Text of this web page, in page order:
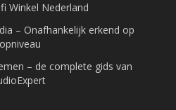
Winkel Nederland
– Onafhankelijk erkend op
– de complete gids van